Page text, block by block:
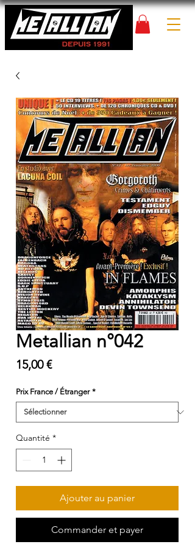
Metallian n°042
15,00 €Prix
Prix France / Étranger *
Quantité *
Ajouter au panier
Commander et payer